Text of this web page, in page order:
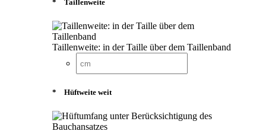
* Taillenweite
Taillenweite: in der Taille über dem Taillenband
* Hüftweite weit